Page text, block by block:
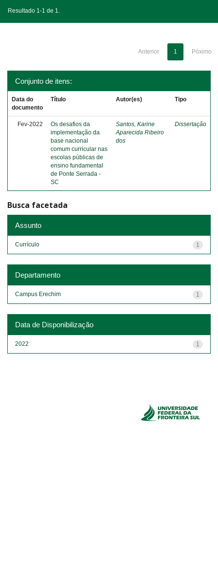
Resultado 1-1 de 1.
Anterior 1 Póximo
Conjunto de itens:
Data do
documento
Título Autor(es) Tipo
Fev-2022
Os desafios da
implementação da
base nacional
comum curricular nas
escolas públicas de
ensino fundamental
de Ponte Serrada -
SC
Santos, Karine
Aparecida Ribeiro
dos
Dissertação
Busca facetada
Assunto
1
Currículo
Departamento
1
Campus Erechim
Data de Disponibilização
1
2022